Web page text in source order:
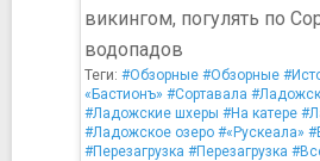
викингом, погулять по
водопадов
Теги: #Обзорные #Обзорные
«Бастионъ» #Сортавала
#Ладожские шхеры #На катере
#Ладожское озеро #«Рускеала»
#Перезагрузка #Перезагрузка